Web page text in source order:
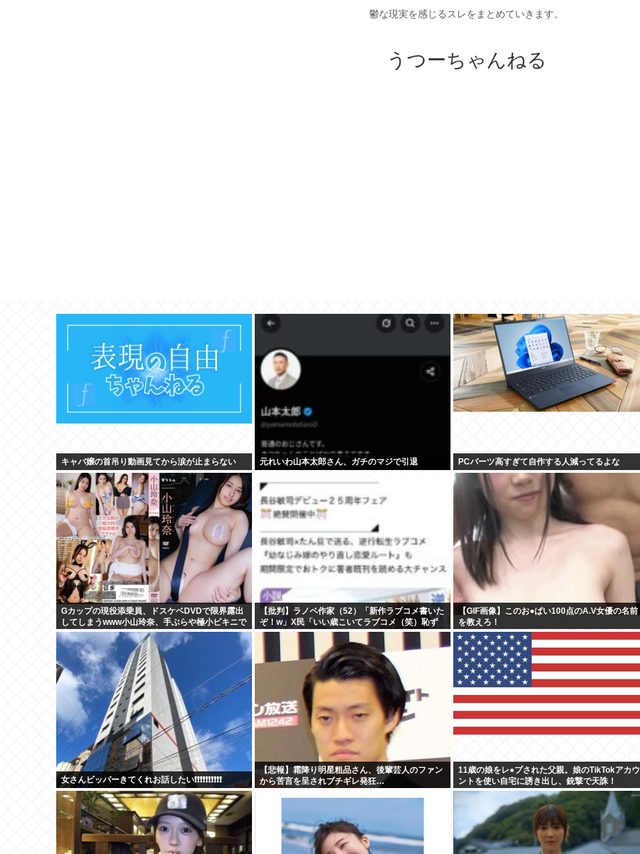
鬱な現実を感じるスレをまとめていきます。
うつーちゃんねる
キャバ嬢の首吊り動画見てから涙が止まらない 元れいわ山本太郎さん、ガチのマジで引退 PCパーツ高すぎて自作する人減ってるよな
Gカップの現役添乗員、ドスケベDVDで限界露出
してしまうwww小山玲奈、手ぶらや極小ビキニで
大放出！！新作「聖なる山」の動画＆画像まと
め！
【批判】ラノベ作家（52）「新作ラブコメ書いた
ぞ！w」X民「いい歳こいてラブコメ（笑）恥ず
かしくないの？」←やめたれwと話題に
【GIF画像】このお●ぱい100点のA.V女優の名前
を教えろ！
女さんビッパーきてくれお話したい❗❗❗❗❗❗❗❗❗❗
【悲報】霜降り明星粗品さん、後輩芸人のファン
から苦言を呈されブチギレ発狂…
11歳の娘をレ●プされた父親。娘のTikTokアカウ
ントを使い自宅に誘き出し、銃撃で天誅！